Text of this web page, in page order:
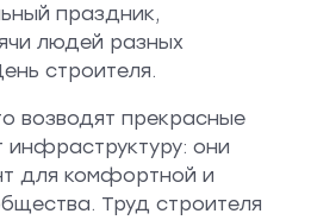
праздник,
людей разных
строителя.
возводят прекрасные
инфраструктуру: они
для комфортной и
Труд строителя